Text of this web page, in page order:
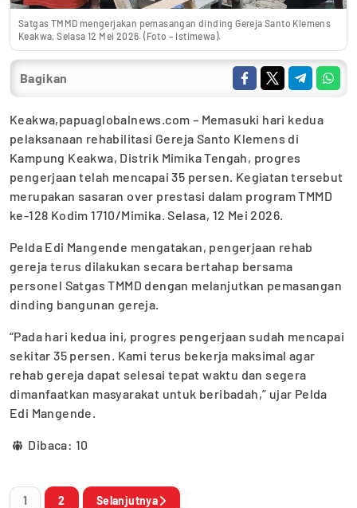
Satgas TMMD mengerjakan pemasangan dinding Gereja Santo Klemens
Keakwa, Selasa 12 Mei 2026. (Foto – Istimewa).
Bagikan
Keakwa,papuaglobalnews.com – Memasuki hari kedua
pelaksanaan rehabilitasi Gereja Santo Klemens di
Kampung Keakwa, Distrik Mimika Tengah, progres
pengerjaan telah mencapai 35 persen. Kegiatan tersebut
merupakan sasaran over prestasi dalam program TMMD
ke-128 Kodim 1710/Mimika. Selasa, 12 Mei 2026.
Pelda Edi Mangende mengatakan, pengerjaan rehab
gereja terus dilakukan secara bertahap bersama
personel Satgas TMMD dengan melanjutkan pemasangan
dinding bangunan gereja.
“Pada hari kedua ini, progres pengerjaan sudah mencapai
sekitar 35 persen. Kami terus bekerja maksimal agar
rehab gereja dapat selesai tepat waktu dan segera
dimanfaatkan masyarakat untuk beribadah,” ujar Pelda
Edi Mangende.
Dibaca: 10
1 2 Selanjutnya